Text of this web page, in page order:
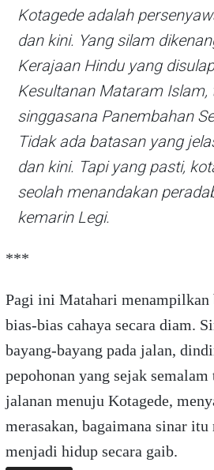
Kotagede adalah
dan kini. Yang silam
Kerajaan Hindu yang
Kesultanan Mataram Islam,
singgasana Panembahan
Tidak ada batasan yang
dan kini. Tapi yang pasti,
seolah menandakan
kemarin Legi.
***
Pagi ini Matahari menampilkan
bias-bias cahaya secara diam.
bayang-bayang pada jalan,
pepohonan yang sejak
jalanan menuju Kotagede,
merasakan, bagaimana sinar itu
menjadi hidup secara gaib.